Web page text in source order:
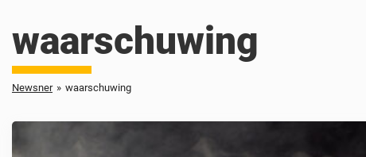
waarschuwing
Newsner » waarschuwing